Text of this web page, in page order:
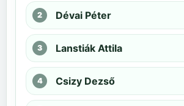
Dévai Péter
Lanstiák Attila
Csizy Dezső